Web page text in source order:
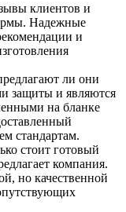
клиентов и
Надежные
и
ли они
защиты и являются
на бланке
стандартам.
стоит готовый
компания.
но качественной